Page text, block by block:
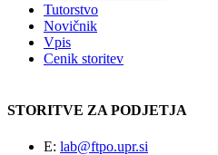
Tutorstvo
Novičnik
Vpis
Cenik storitev
STORITVE ZA PODJETJA
E: lab@ftpo.upr.si